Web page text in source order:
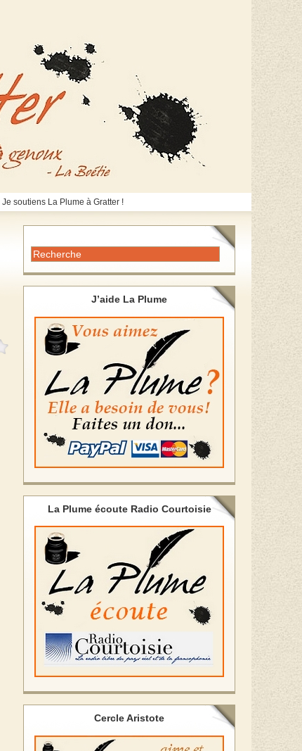
Je soutiens La Plume à Gratter !
J’aide La Plume
La Plume écoute Radio Courtoisie
Cercle Aristote